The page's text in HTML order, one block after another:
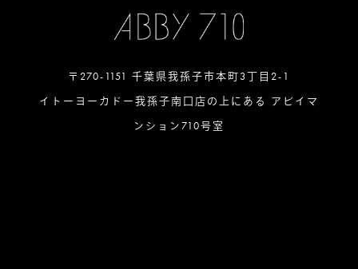
〒270-1151 千葉県我孫子市本町3丁目2-1
イトーヨーカドー我孫子南口店の上にある アビイマ
ンション710号室